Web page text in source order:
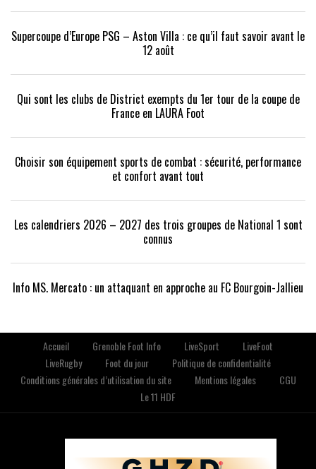
Supercoupe d’Europe PSG – Aston Villa : ce qu’il faut savoir avant le
12 août
Qui sont les clubs de District exempts du 1er tour de la coupe de
France en LAURA Foot
Choisir son équipement sports de combat : sécurité, performance
et confort avant tout
Les calendriers 2026 – 2027 des trois groupes de National 1 sont
connus
Info MS. Mercato : un attaquant en approche au FC Bourgoin-Jallieu
Accueil Grenoble Foot Info LiveSport
LiveFoot
LiveRugby
Foot du jour
Politique de confidentialité
Conditions générales d’utilisation du site
Mentions légales
CGU
Le 11 HDF